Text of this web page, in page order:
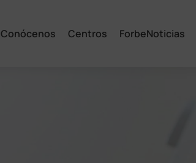
Conócenos Centros ForbeNoticias